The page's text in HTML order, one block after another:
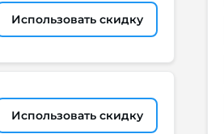
Использовать скидку
Использовать скидку